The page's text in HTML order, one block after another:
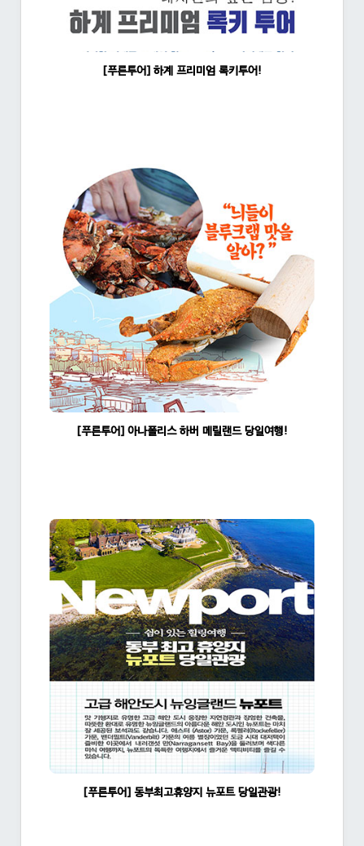
[푸른투어] 하계 프리미엄 록키투어!
[푸른투어] 아나폴리스 하버 메릴랜드 당일여행!
[푸른투어] 동부최고휴양지 뉴포트 당일관광!